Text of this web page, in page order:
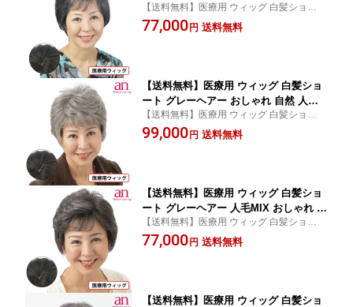
れ 自然 医療用 かつら 軽量 軽い 通気性
伸縮性 サイズ調整可能 JIS規格適用 高
【送料無料】医療用 ウィッグ 白髪ショート
グレーヘアー 人毛MIX 女性 医療用 かつら
軽量 軽い 通気性 伸縮性 美人 薄毛 人気 ミ
77,000 円 送料無料
【送料無料】医療用 ウィッグ 白髪ショ
ート グレーヘアー おしゃれ 自然 人毛
ミックス 女性用 男性用 医療用 ウィッ
グ 軽量 軽い 通気性 伸縮性 サイズ調整
【送料無料】医療用 ウィッグ 白髪ショート
グレーヘアー 人毛MIX 女性 医療用 ウィッ
グ 安い 軽量 軽い 通気性 サイズ調整 美人
99,000 円 送料無料
【送料無料】医療用 ウィッグ 白髪ショ
ート グレーヘアー 人毛MIX おしゃれ 自
然 フルウィッグJIS規格 女性 男性 医療
用 ウィッグ 軽量 軽い 通気性 高品質 低
【送料無料】医療用 ウィッグ 白髪ショート
グレーヘアー 人毛MIX 女性用 男性用 医療
用かつら 軽量 軽い 通気性 安い 美人 薄毛
77,000 円 送料無料
【送料無料】医療用 ウィッグ 白髪ショ